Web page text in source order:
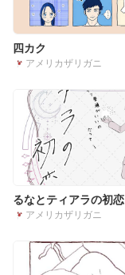
四カク
アメリカザリガニ
るなとティアラの初恋
アメリカザリガニ